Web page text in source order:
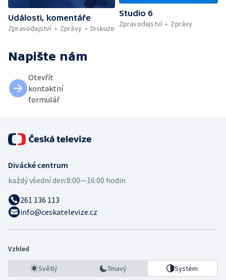
Události, komentáře
Zpravodajství
Zprávy Diskuze
Studio 6
Zpravodajství
Zprávy
Napište nám
Otevřít
kontaktní
formulář
Divácké centrum
každý všední den:8:00—16:00 hodin
261 136 113
info@ceskatelevize.cz
Vzhled
Světlý Tmavý Systém